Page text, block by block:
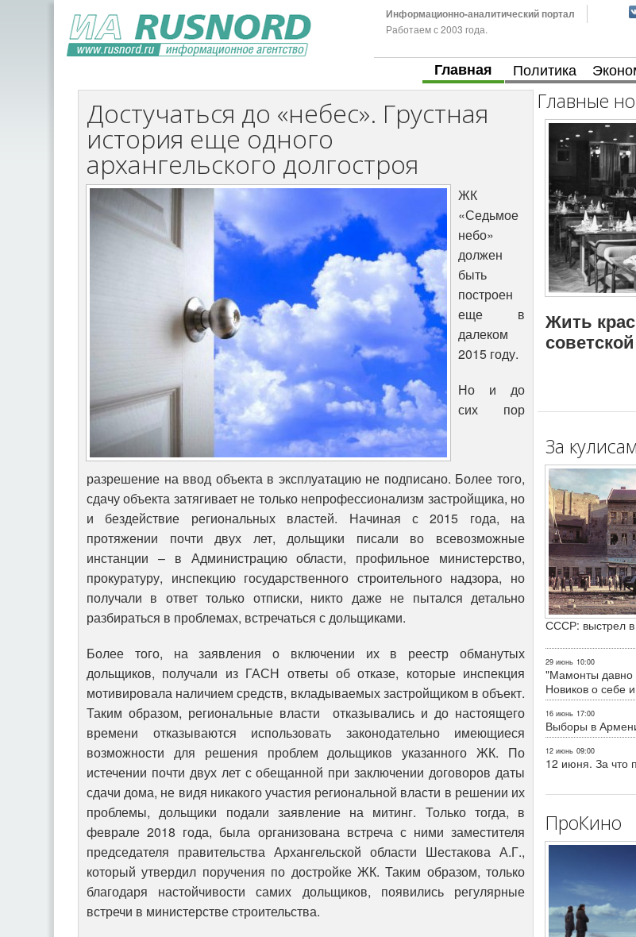
Информационно-аналитический портал
Работаем с 2003 года.
Главная Политика
Достучаться до «небес». Грустная
история еще одного
архангельского долгостроя
ЖК
«Седьмое
небо»
должен
быть
построен
еще в
далеком
2015 году.
Но и до
сих пор
разрешение на ввод объекта в эксплуатацию не подписано. Более того,
сдачу объекта затягивает не только непрофессионализм застройщика, но
и бездействие региональных властей. Начиная с 2015 года, на
протяжении почти двух лет, дольщики писали во всевозможные
инстанции – в Администрацию области, профильное министерство,
прокуратуру, инспекцию государственного строительного надзора, но
получали в ответ только отписки, никто даже не пытался детально
разбираться в проблемах, встречаться с дольщиками.
Более того, на заявления о включении их в реестр обманутых
дольщиков, получали из ГАСН ответы об отказе, которые инспекция
мотивировала наличием средств, вкладываемых застройщиком в объект.
Таким образом, региональные власти отказывались и до настоящего
времени отказываются использовать законодательно имеющиеся
возможности для решения проблем дольщиков указанного ЖК. По
истечении почти двух лет с обещанной при заключении договоров даты
сдачи дома, не видя никакого участия региональной власти в решении их
проблемы, дольщики подали заявление на митинг. Только тогда, в
феврале 2018 года, была организована встреча с ними заместителя
председателя правительства Архангельской области Шестакова А.Г.,
который утвердил поручения по достройке ЖК. Таким образом, только
благодаря настойчивости самих дольщиков, появились регулярные
встречи в министерстве строительства.
Главные
Жить
За
СССР: выстрел в
29 июнь 10:00
"Мамонты давно
Новиков о себе
16 июнь 17:00
Выборы в
12 июнь 09:00
12 июня. За что
ПроКино